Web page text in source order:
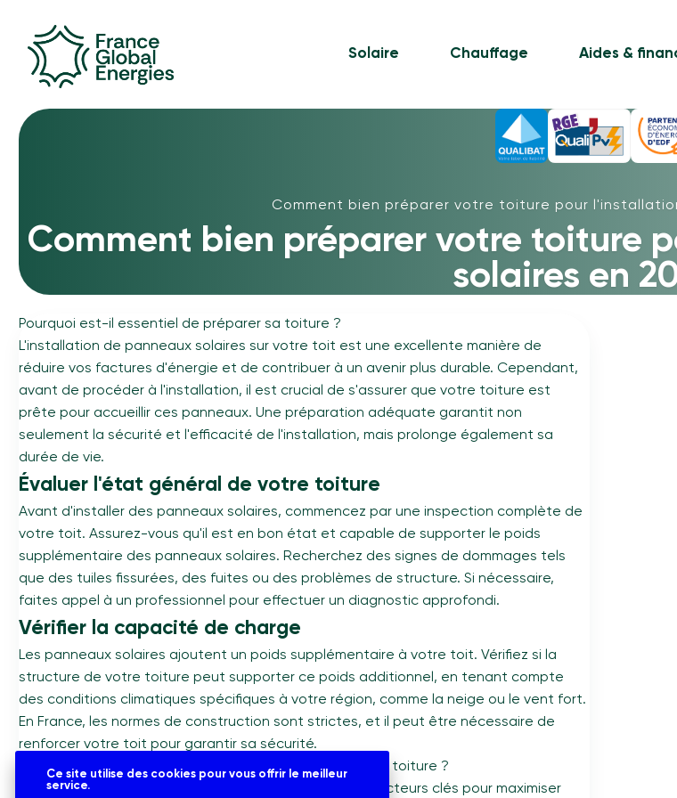
Solaire Chauffage Aides &
Comment bien préparer votre toiture pour
Comment bien préparer votre toiture
solaires en
Pourquoi est-il essentiel de préparer sa toiture ?
L'installation de panneaux solaires sur votre toit est une excellente manière de
réduire vos factures d'énergie et de contribuer à un avenir plus durable. Cependant,
avant de procéder à l'installation, il est crucial de s'assurer que votre toiture est
prête pour accueillir ces panneaux. Une préparation adéquate garantit non
seulement la sécurité et l'efficacité de l'installation, mais prolonge également sa
durée de vie.
Évaluer l'état général de votre toiture
Avant d'installer des panneaux solaires, commencez par une inspection complète de
votre toit. Assurez-vous qu'il est en bon état et capable de supporter le poids
supplémentaire des panneaux solaires. Recherchez des signes de dommages tels
que des tuiles fissurées, des fuites ou des problèmes de structure. Si nécessaire,
faites appel à un professionnel pour effectuer un diagnostic approfondi.
Vérifier la capacité de charge
Les panneaux solaires ajoutent un poids supplémentaire à votre toit. Vérifiez si la
structure de votre toiture peut supporter ce poids additionnel, en tenant compte
des conditions climatiques spécifiques à votre région, comme la neige ou le vent fort.
En France, les normes de construction sont strictes, et il peut être nécessaire de
renforcer votre toit pour garantir sa sécurité.
Comment optimiser l'orientation et l'inclinaison de votre toiture ?
L'orientation et l'inclinaison de votre toiture sont des facteurs clés pour maximiser
Ce site utilise des cookies pour vous offrir le meilleur
service.